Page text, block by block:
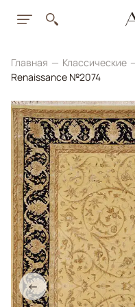
Главная Классические
Renaissance №2074
←